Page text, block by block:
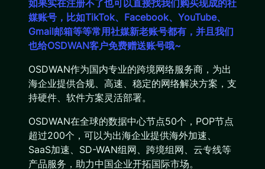
如果实在注册不了也可以直接找我们购买现成的社
媒账号，比如TikTok、Facebook、YouTube、
Gmail邮箱等等常用社媒新老账号都有，并且我们
也给OSDWAN客户免费赠送账号哦~
OSDWAN作为国内专业的跨境网络服务商，为出
海企业提供合规、高速、稳定的网络解决方案，支
持硬件、软件方案灵活部署。
OSDWAN在全球的数据中心节点50个，POP节点
超过200个，可以为出海企业提供海外加速、
SaaS加速、SD-WAN组网、跨境组网、云专线等
产品服务，助力中国企业开拓国际市场。